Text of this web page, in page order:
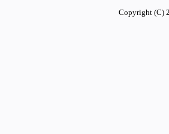
Copyright (C)